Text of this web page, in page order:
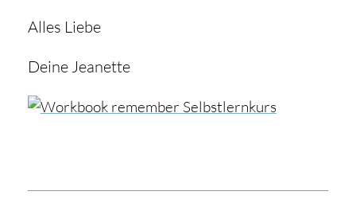
Alles Liebe
Deine Jeanette